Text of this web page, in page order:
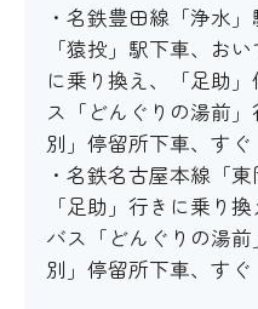
×
設備
車いすの貸し出し
・名鉄豊田線「浄水
「猿投」駅下車、お
に乗り換え、「足助
ス「どんぐりの湯前
別」停留所下車、すぐ
・名鉄名古屋本線「
「足助」行きに乗り
バス「どんぐりの湯
別」停留所下車、すぐ